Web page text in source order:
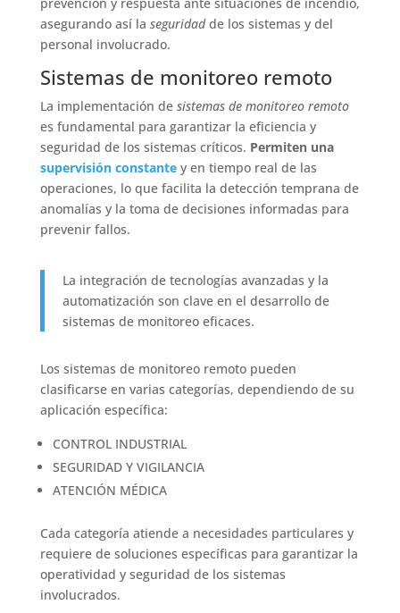
asegurando así la seguridadde los sistemas y del
personal involucrado.
Sistemas de monitoreo remoto
La implementación de sistemas de monitoreo remoto
es fundamental para garantizar la eficiencia y
seguridad de los sistemas críticos. Permiten una
supervisión constantey en tiempo real de las
operaciones, lo que facilita la detección temprana de
anomalías y la toma de decisiones informadas para
prevenir fallos.
La integración de tecnologías avanzadas y la
automatización son clave en el desarrollo de
sistemas de monitoreo eficaces.
Los sistemas de monitoreo remoto pueden
clasificarse en varias categorías, dependiendo de su
aplicación específica:
CONTROL INDUSTRIAL
SEGURIDAD Y VIGILANCIA
ATENCIÓN MÉDICA
Cada categoría atiende a necesidades particulares y
requiere de soluciones específicas para garantizar la
operatividad y seguridad de los sistemas
involucrados.